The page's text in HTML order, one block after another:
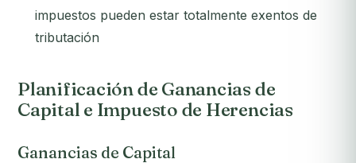
impuestos pueden estar totalmente exentos de
tributación
Planificación de Ganancias de
Capital e Impuesto de Herencias
Ganancias de Capital